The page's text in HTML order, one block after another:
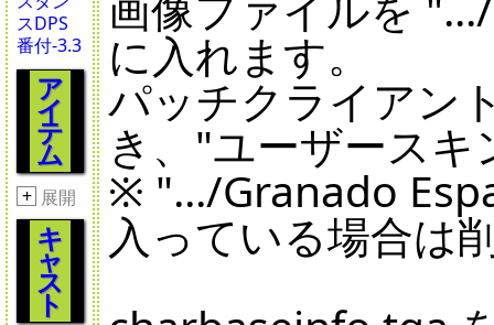
スDPS
番付-3.3
ア
イ
テ
ム
+ 展開
キ
ャ
ス
ト
に入れます。
パッチクライアン
き、"ユーザース
※ ".../Granado
入っている場合は